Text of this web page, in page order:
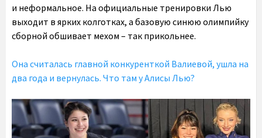
и неформальное. На официальные тренировки Лью
выходит в ярких колготках, а базовую синюю олимпийку
сборной обшивает мехом – так прикольнее.
Она считалась главной конкуренткой Валиевой, ушла на
два года и вернулась. Что там у Алисы Лью?